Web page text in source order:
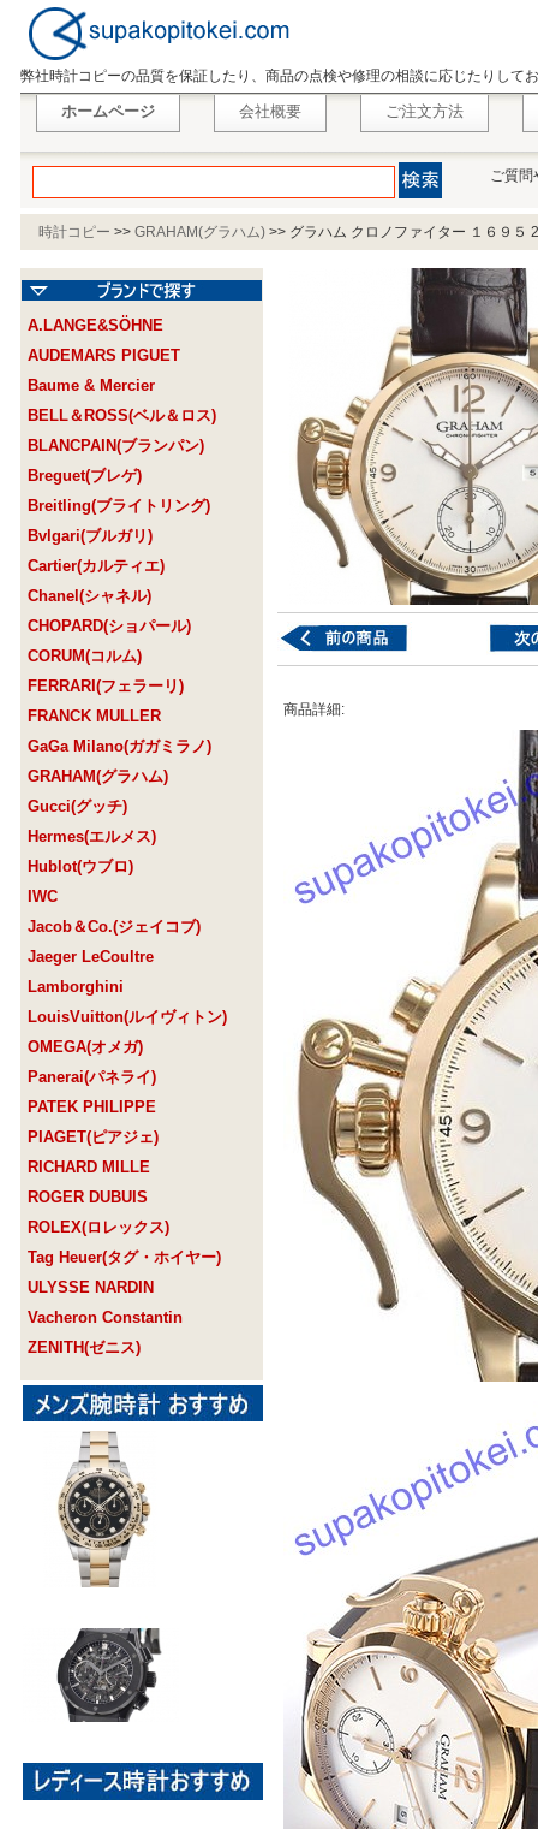
弊社時計コピーの品質を保証したり、商品の点検や修理の相談に応じたりして
ホームページ 会社概要 ご注文方法
ご質問
時計コピー >> GRAHAM(グラハム) >> グラハム クロノファイター １６９５
A.LANGE&SÖHNE
AUDEMARS PIGUET
Baume & Mercier
BELL＆ROSS(ベル＆ロス)
BLANCPAIN(ブランパン)
Breguet(ブレゲ)
Breitling(ブライトリング)
Bvlgari(ブルガリ)
Cartier(カルティエ)
Chanel(シャネル)
CHOPARD(ショパール)
CORUM(コルム)
FERRARI(フェラーリ)
FRANCK MULLER
GaGa Milano(ガガミラノ)
GRAHAM(グラハム)
Gucci(グッチ)
Hermes(エルメス)
Hublot(ウブロ)
IWC
Jacob＆Co.(ジェイコブ)
Jaeger LeCoultre
Lamborghini
LouisVuitton(ルイヴィトン)
OMEGA(オメガ)
Panerai(パネライ)
PATEK PHILIPPE
PIAGET(ピアジェ)
RICHARD MILLE
ROGER DUBUIS
ROLEX(ロレックス)
Tag Heuer(タグ・ホイヤー)
ULYSSE NARDIN
Vacheron Constantin
ZENITH(ゼニス)
商品詳細: